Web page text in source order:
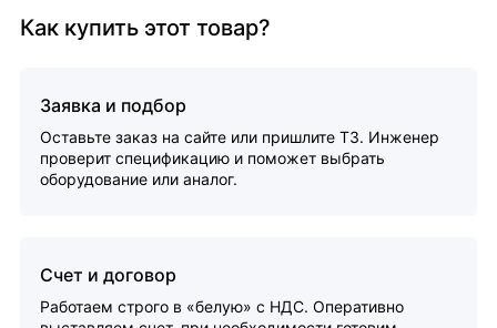
Как купить этот товар?
Заявка и подбор
Оставьте заказ на сайте или пришлите ТЗ. Инженер
проверит спецификацию и поможет выбрать
оборудование или аналог.
Счет и договор
Работаем строго в «белую» с НДС. Оперативно